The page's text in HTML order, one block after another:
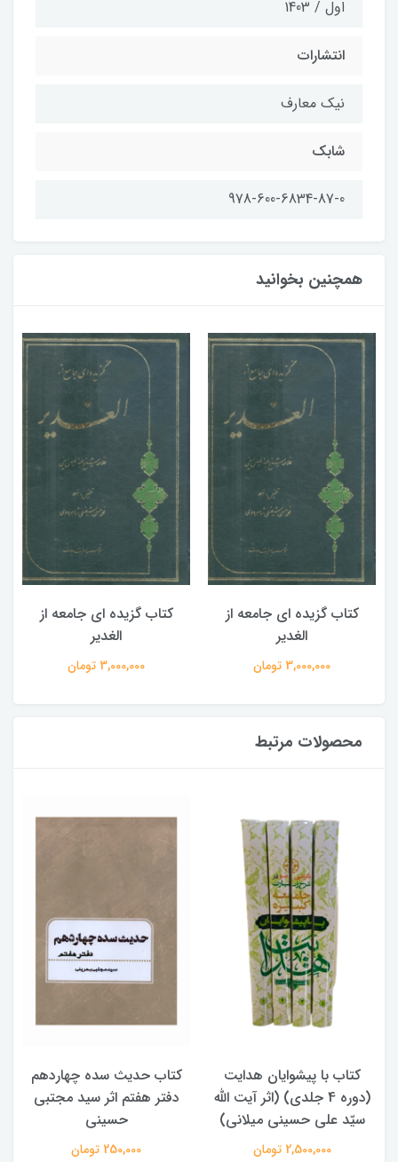
اول / 1403
انتشارات
نیک معارف
شابک
978-600-6834-87-0
همچنین بخوانید
کتاب گزیده ای جامعه از
الغدیر
3,000,000 تومان
کتاب گزیده ای جامعه از
الغدیر
3,000,000 تومان
محصولات مرتبط
کتاب حدیث سده چهاردهم
دفتر هفتم اثر سید مجتبی
حسینی
250,000 تومان
کتاب آفاق الولایه فی فقه
الامامه (2 جلدی)
950,000 تومان